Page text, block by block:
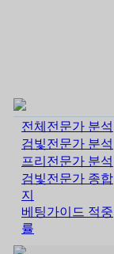
전체전문가 분석
검빛전문가 분석
프리전문가 분석
검빛전문가 종합
지
베팅가이드 적중
률